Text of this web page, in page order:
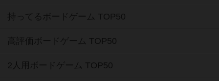
持ってるボードゲーム TOP50
高評価ボードゲーム TOP50
2人用ボードゲーム TOP50